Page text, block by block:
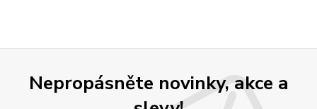
Nepropásněte novinky, akce a